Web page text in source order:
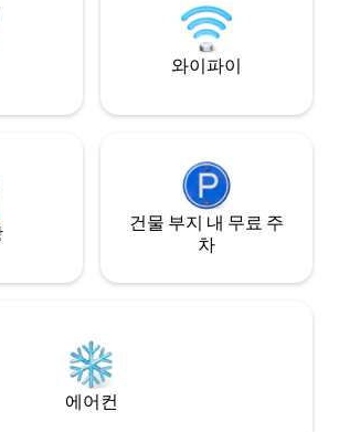
explorar os
da região.
와이파이
건물 부지 내 무료 주
차
에어컨